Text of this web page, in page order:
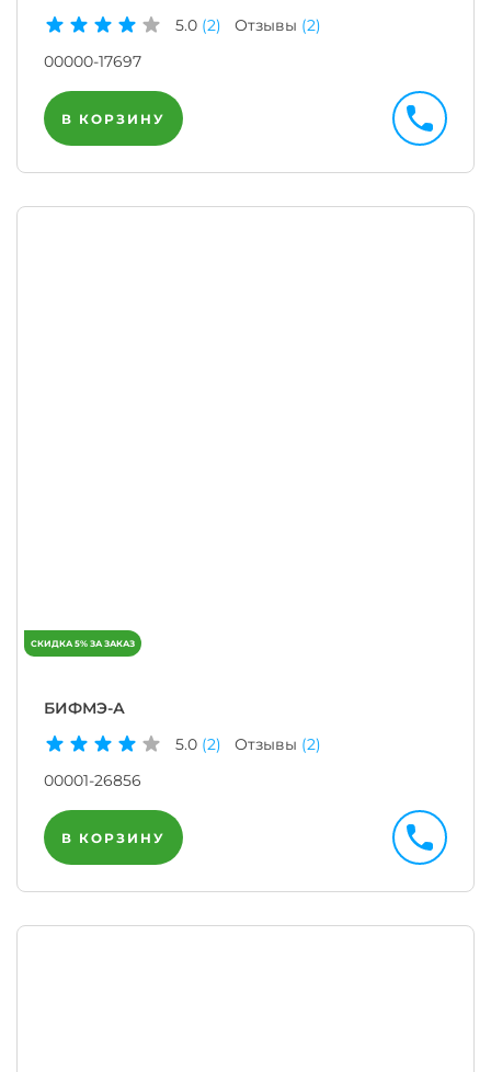
5.0 (2) Отзывы (2)
00000-17697
В КОРЗИНУ
БИФМЭ-А
5.0 (2) Отзывы (2)
00001-26856
В КОРЗИНУ